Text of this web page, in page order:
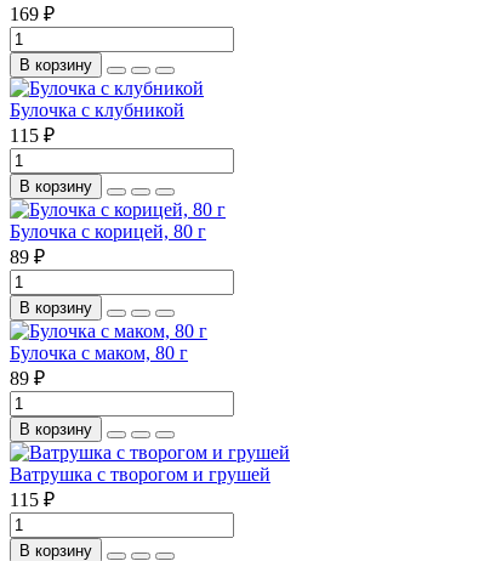
169 ₽
В корзину
Булочка с клубникой
115 ₽
В корзину
Булочка с корицей, 80 г
89 ₽
В корзину
Булочка с маком, 80 г
89 ₽
В корзину
Ватрушка с творогом и грушей
115 ₽
В корзину